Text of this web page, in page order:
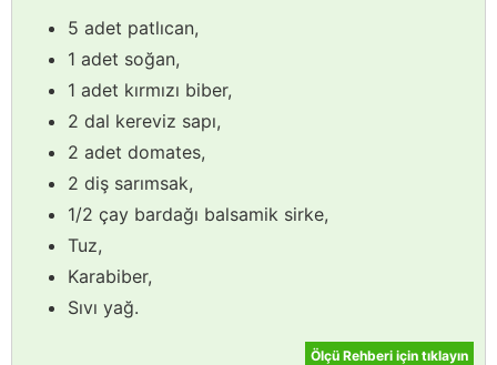
5 adet patlıcan,
1 adet soğan,
1 adet kırmızı biber,
2 dal kereviz sapı,
2 adet domates,
2 diş sarımsak,
1/2 çay bardağı balsamik sirke,
Tuz,
Karabiber,
Sıvı yağ.
Ölçü Rehberi için tıklayın